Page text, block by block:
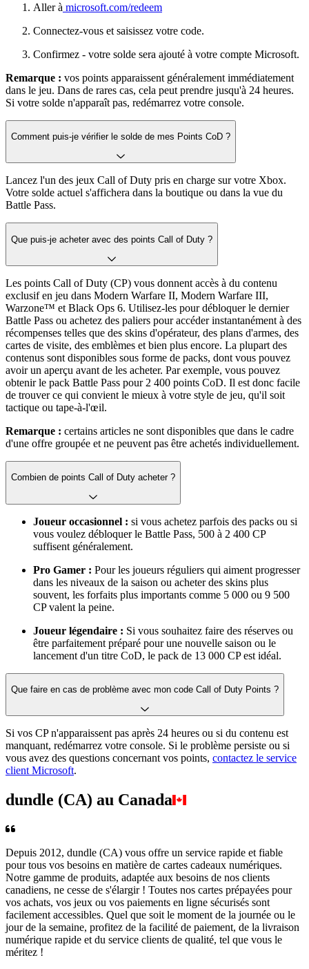
Aller à microsoft.com/redeem
Connectez-vous et saisissez votre code.
Confirmez - votre solde sera ajouté à votre compte Microsoft.
Remarque : vos points apparaissent généralement immédiatement
dans le jeu. Dans de rares cas, cela peut prendre jusqu'à 24 heures.
Si votre solde n'apparaît pas, redémarrez votre console.
Comment puis-je vérifier le solde de mes Points CoD ?
Lancez l'un des jeux Call of Duty pris en charge sur votre Xbox.
Votre solde actuel s'affichera dans la boutique ou dans la vue du
Battle Pass.
Que puis-je acheter avec des points Call of Duty ?
Les points Call of Duty (CP) vous donnent accès à du contenu
exclusif en jeu dans Modern Warfare II, Modern Warfare III,
Warzone™ et Black Ops 6. Utilisez-les pour débloquer le dernier
Battle Pass ou achetez des paliers pour accéder instantanément à des
récompenses telles que des skins d'opérateur, des plans d'armes, des
cartes de visite, des emblèmes et bien plus encore. La plupart des
contenus sont disponibles sous forme de packs, dont vous pouvez
avoir un aperçu avant de les acheter. Par exemple, vous pouvez
obtenir le pack Battle Pass pour 2 400 points CoD. Il est donc facile
de trouver ce qui convient le mieux à votre style de jeu, qu'il soit
tactique ou tape-à-l'œil.
Remarque : certains articles ne sont disponibles que dans le cadre
d'une offre groupée et ne peuvent pas être achetés individuellement.
Combien de points Call of Duty acheter ?
Joueur occasionnel : si vous achetez parfois des packs ou si
vous voulez débloquer le Battle Pass, 500 à 2 400 CP
suffisent généralement.
Pro Gamer : Pour les joueurs réguliers qui aiment progresser
dans les niveaux de la saison ou acheter des skins plus
souvent, les forfaits plus importants comme 5 000 ou 9 500
CP valent la peine.
Joueur légendaire : Si vous souhaitez faire des réserves ou
être parfaitement préparé pour une nouvelle saison ou le
lancement d'un titre CoD, le pack de 13 000 CP est idéal.
Que faire en cas de problème avec mon code Call of Duty Points ?
Si vos CP n'apparaissent pas après 24 heures ou si du contenu est
manquant, redémarrez votre console. Si le problème persiste ou si
vous avez des questions concernant vos points, contactez le service
client Microsoft.
dundle (CA) au Canada
Depuis 2012, dundle (CA) vous offre un service rapide et fiable
pour tous vos besoins en matière de cartes cadeaux numériques.
Notre gamme de produits, adaptée aux besoins de nos clients
canadiens, ne cesse de s'élargir ! Toutes nos cartes prépayées pour
vos achats, vos jeux ou vos paiements en ligne sécurisés sont
facilement accessibles. Quel que soit le moment de la journée ou le
jour de la semaine, profitez de la facilité de paiement, de la livraison
numérique rapide et du service clients de qualité, tel que vous le
méritez !